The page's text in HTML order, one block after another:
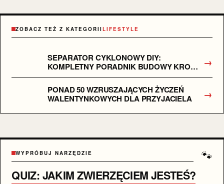
ZOBACZ TEŻ Z KATEGORIILIFESTYLE
SEPARATOR CYKLONOWY DIY:
KOMPLETNY PORADNIK BUDOWY KROK
PO KROKU
→
PONAD 50 WZRUSZAJĄCYCH ŻYCZEŃ
WALENTYNKOWYCH DLA PRZYJACIELA
→
🐾
WYPRÓBUJ NARZĘDZIE
QUIZ: JAKIM ZWIERZĘCIEM JESTEŚ?